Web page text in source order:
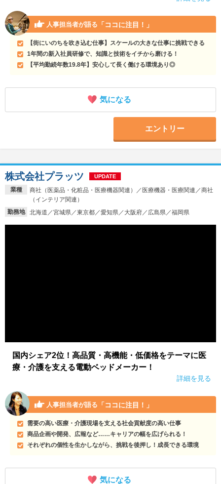
人事担当者が語る 「ココに注目！」
【街にいのちを吹き込む仕事】スケールの大きな仕事に挑戦できる
1年間の新入社員研修で、知識と技術をイチから磨ける！
【平均勤続年数19.8年】安心して長く働ける環境あり◎
気になる
エントリー
業種
商社（医薬品・化粧品・医療機器関連）／医療機器・医療関連／商社
（インテリア関連）
勤務地
北海道／宮城県／東京都／愛知県／大阪府／広島県／福岡県
株式会社プラッツ UPDATE
国内シェア2位！高品質・高機能・低価格をテーマに医
療・介護を支える電動ベッドメーカー！
詳細を見る
人事担当者が語る 「ココに注目！」
需要の高い医療・介護現場を支える社会貢献度の高い仕事
商品企画や開発、広報など……キャリアの幅を広げられる！
それぞれの個性を生かしながら、挑戦を後押し！成長できる環境
気になる